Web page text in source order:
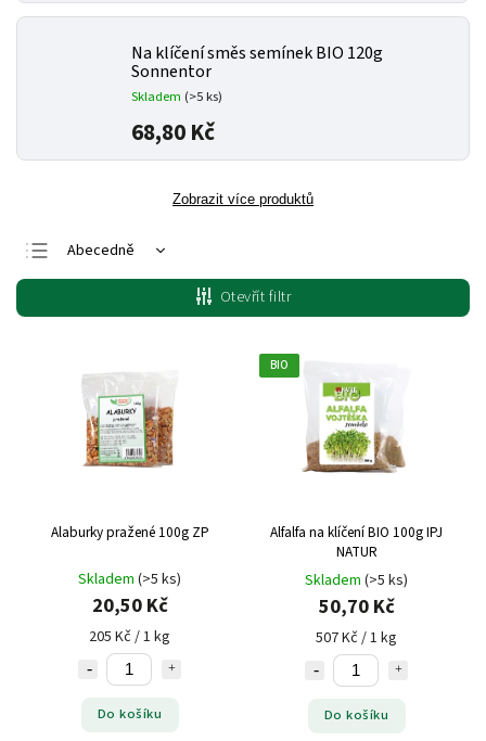
Na klíčení směs semínek BIO 120g
Sonnentor
Skladem (>5 ks)
68,80 Kč
Zobrazit více produktů
Abecedně
Nejlevnější
Nejdražší
Otevřít filtr
Alaburky pražené 100g ZP
Skladem (>5 ks)
20,50 Kč
205 Kč / 1 kg
Do košíku
BIO
Alfalfa na klíčení BIO 100g IPJ
NATUR
Skladem (>5 ks)
50,70 Kč
507 Kč / 1 kg
Do košíku